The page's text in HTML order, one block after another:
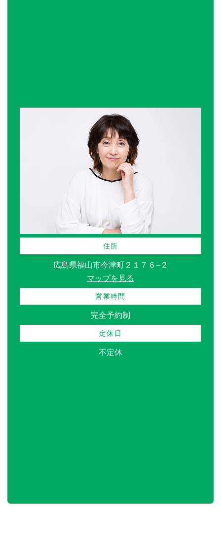
住所
広島県福山市今津町２１７６−２
マップを見る
営業時間
完全予約制
定休日
不定休